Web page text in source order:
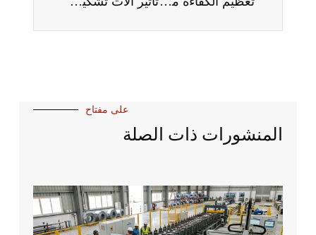
على مفتاح
المنشورات ذات الصلة